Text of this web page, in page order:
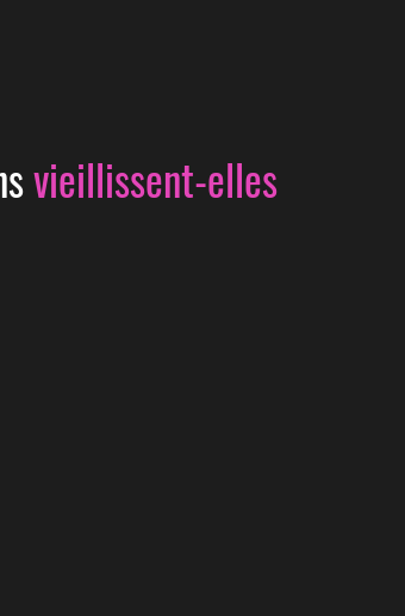
vieillissent-elles